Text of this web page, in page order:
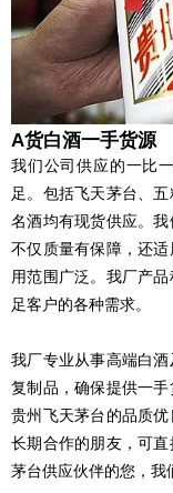
A货白酒一手货源
我们公司供应的一比
足。包括飞天茅台、
名酒均有现货供应。
不仅质量有保障，还
用范围广泛。我厂产
足客户的各种需求。
我厂专业从事高端白
复制品，确保提供一
贵州飞天茅台的品质
长期合作的朋友，可
茅台供应伙伴的您，我